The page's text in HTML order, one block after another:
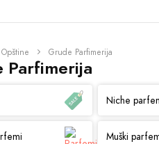
Opštine Grude Parfimerija
Parfimerija
Niche
Muški